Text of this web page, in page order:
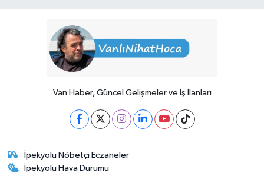
Van Haber, Güncel Gelişmeler ve İş İlanları
İpekyolu Nöbetçi Eczaneler
İpekyolu Hava Durumu